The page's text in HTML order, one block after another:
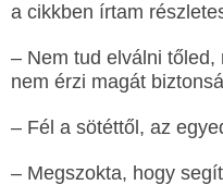
a cikkben írtam
– Nem tud elválni
nem érzi magát
– Fél a sötéttől, az
– Megszokta, hogy